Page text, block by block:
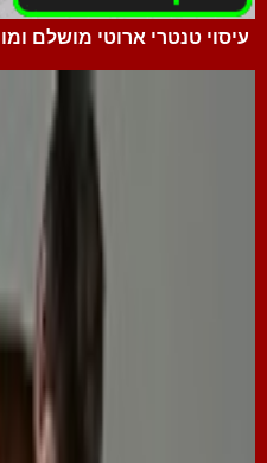
עיסוי טנטרי ארוטי מושלם